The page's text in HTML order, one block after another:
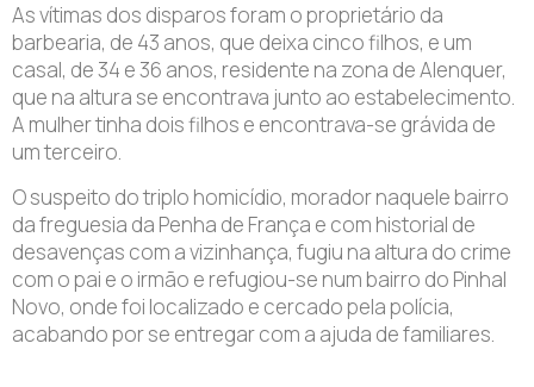
As vítimas dos disparos foram o proprietário da
barbearia, de 43 anos, que deixa cinco filhos, e um
casal, de 34 e 36 anos, residente na zona de Alenquer,
que na altura se encontrava junto ao estabelecimento.
A mulher tinha dois filhos e encontrava-se grávida de
um terceiro.
O suspeito do triplo homicídio, morador naquele bairro
da freguesia da Penha de França e com historial de
desavenças com a vizinhança, fugiu na altura do crime
com o pai e o irmão e refugiou-se num bairro do Pinhal
Novo, onde foi localizado e cercado pela polícia,
acabando por se entregar com a ajuda de familiares.